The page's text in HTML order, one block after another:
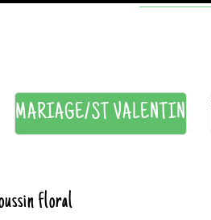
MARIAGE/ST VALENTIN
floral